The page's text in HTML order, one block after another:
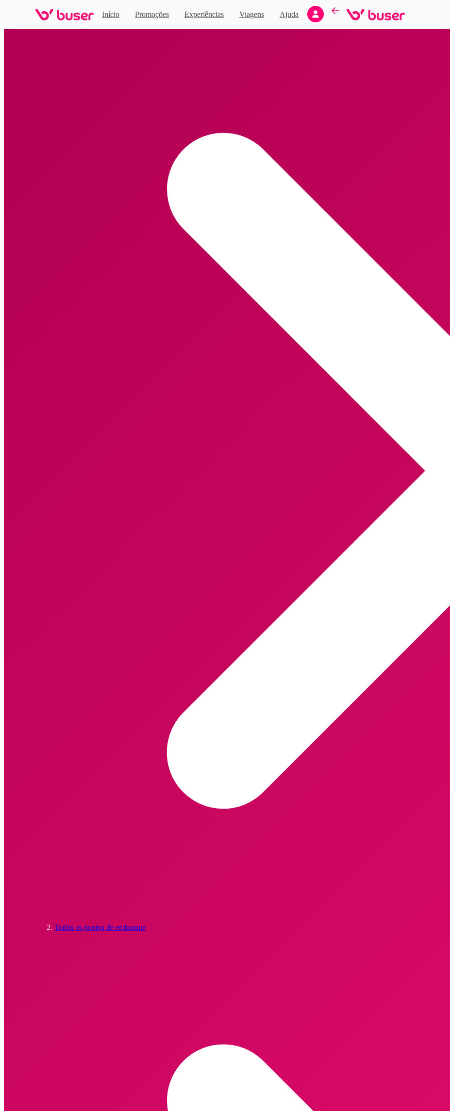
Início Promoções Experiências Viagens Ajuda
Home
Todos os pontos de embarque